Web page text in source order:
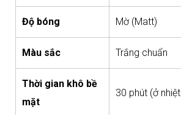
Độ bóng Mờ (Matt)
Màu sắc Trắng chuẩn
Thời gian khô bề
mặt
30 phút (ở